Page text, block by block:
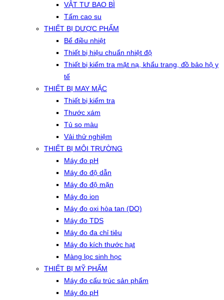
VẬT TƯ BAO BÌ
Tấm cao su
THIẾT BỊ DƯỢC PHẨM
Bể điều nhiệt
Thiết bị hiệu chuẩn nhiệt độ
Thiết bị kiểm tra mặt nạ, khẩu trang, đồ bảo hộ y
tế
THIẾT BỊ MAY MẶC
Thiết bị kiểm tra
Thước xám
Tủ so màu
Vải thử nghiệm
THIẾT BỊ MÔI TRƯỜNG
Máy đo pH
Máy đo độ dẫn
Máy đo độ mặn
Máy đo ion
Máy đo oxi hòa tan (DO)
Máy đo TDS
Máy đo đa chỉ tiêu
Máy đo kích thước hạt
Màng lọc sinh học
THIẾT BỊ MỸ PHẨM
Máy đo cấu trúc sản phẩm
Máy đo pH